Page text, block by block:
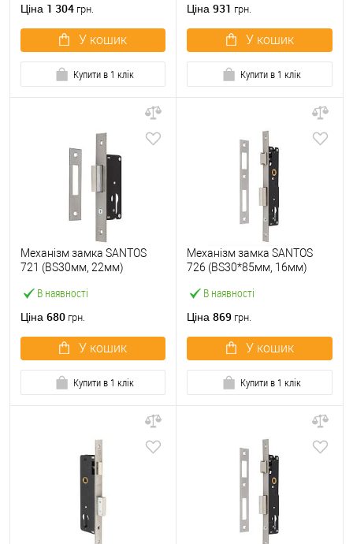
Ціна 1 304 грн.
У кошик
Купити в 1 клік
Ціна 931 грн.
У кошик
Купити в 1 клік
В наявності
Механізм замка SANTOS
721 (BS30мм, 22мм)
Ціна 680 грн.
У кошик
Купити в 1 клік
В наявності
Механізм замка SANTOS
726 (BS30*85мм, 16мм)
Ціна 869 грн.
У кошик
Купити в 1 клік